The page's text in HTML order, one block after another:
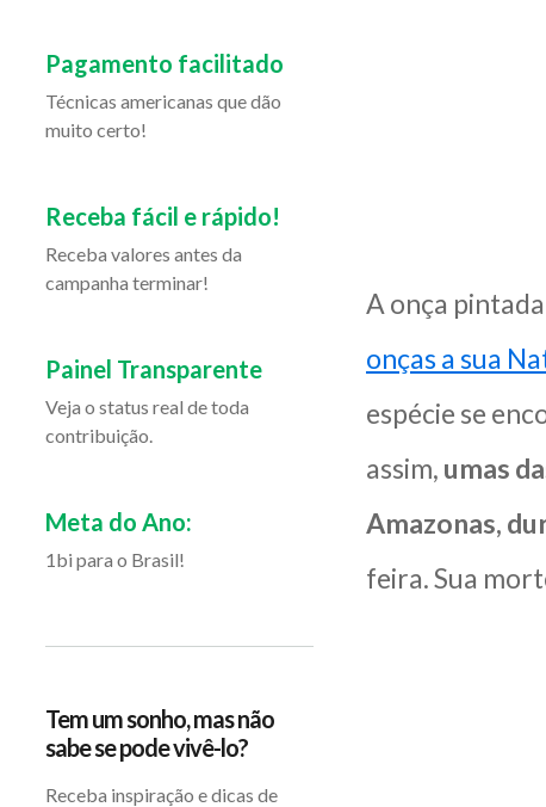
A onça
onças a sua
espécie se
assim, umas
Amazonas,
feira. Sua
Pagamento facilitado
Técnicas americanas que dão
muito certo!
Receba fácil e rápido!
Receba valores antes da
campanha terminar!
Painel Transparente
Veja o status real de toda
contribuição.
Meta do Ano:
1bi para o Brasil!
Tem um sonho, mas não
sabe se pode vivê-lo?
Receba inspiração e dicas de